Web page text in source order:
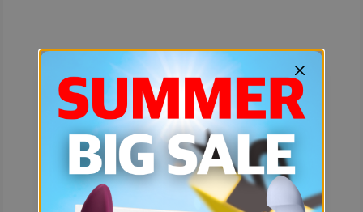
예상치 못한 에러입니다.